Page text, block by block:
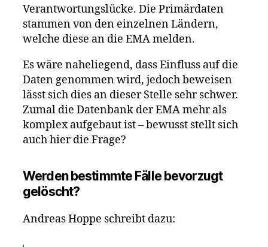
Verantwortungslücke. Die Primärdaten
stammen von den einzelnen Ländern,
welche diese an die EMA melden.
Es wäre naheliegend, dass Einfluss auf die
Daten genommen wird, jedoch beweisen
lässt sich dies an dieser Stelle sehr schwer.
Zumal die Datenbank der EMA mehr als
komplex aufgebaut ist – bewusst stellt sich
auch hier die Frage?
Werden bestimmte Fälle bevorzugt
gelöscht?
Andreas Hoppe schreibt dazu: